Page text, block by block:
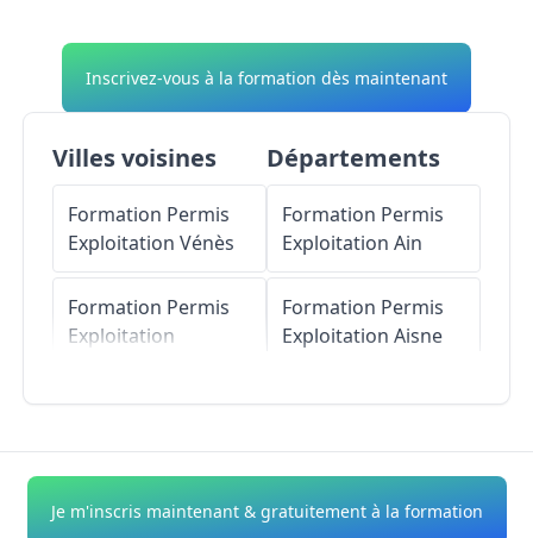
Inscrivez-vous à la formation dès maintenant
Villes voisines
Formation Permis
Exploitation Vénès
Formation Permis
Exploitation
Exploitation
Puycalvel
Départements
Formation Permis
Exploitation Ain
Formation Permis
Exploitation Aisne
Formation Permis
ExploitationAlpes-
Je m'inscris maintenant & gratuitement à la formation